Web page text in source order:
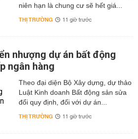
niên hạn là chung cư sẽ hết giá...
THỊ TRƯỜNG 11 giờ trước
nhượng dự án bất động
ngân hàng
Theo đại diện Bộ Xây dựng, dự thảo
Luật Kinh doanh Bất động sản sửa
đổi quy định, đối với dự án...
THỊ TRƯỜNG 11 giờ trước